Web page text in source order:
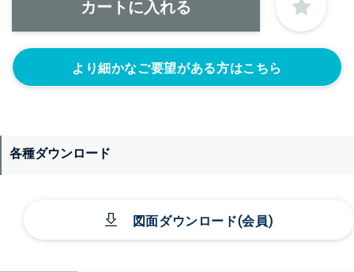
より細かなご要望がある方はこちら
各種ダウンロード
図面ダウンロード(会員)